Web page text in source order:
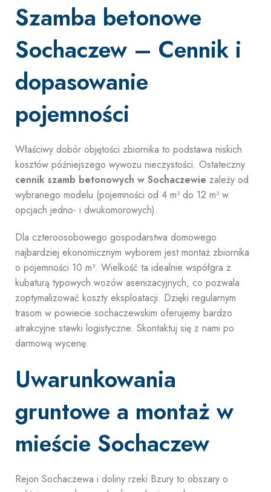
Szamba betonowe
Sochaczew – Cennik i
dopasowanie
pojemności
Właściwy dobór objętości zbiornika to podstawa niskich
kosztów późniejszego wywozu nieczystości. Ostateczny
cennik szamb betonowych w Sochaczewie zależy od
wybranego modelu (pojemności od 4 m³ do 12 m³ w
opcjach jedno- i dwukomorowych).
Dla czteroosobowego gospodarstwa domowego
najbardziej ekonomicznym wyborem jest montaż zbiornika
o pojemności 10 m³. Wielkość ta idealnie współgra z
kubaturą typowych wozów asenizacyjnych, co pozwala
zoptymalizować koszty eksploatacji. Dzięki regularnym
trasom w powiecie sochaczewskim oferujemy bardzo
atrakcyjne stawki logistyczne. Skontaktuj się z nami po
darmową wycenę.
Uwarunkowania
gruntowe a montaż w
mieście Sochaczew
Rejon Sochaczewa i doliny rzeki Bzury to obszary o